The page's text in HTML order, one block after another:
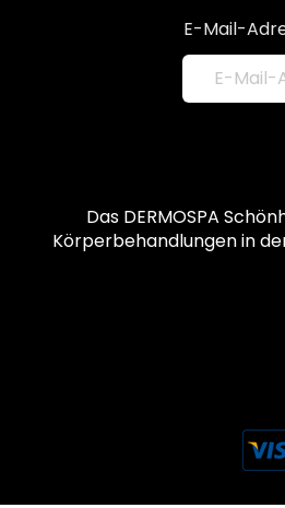
E-Mail-
Das DERMOSPA
Körperbehandlungen in